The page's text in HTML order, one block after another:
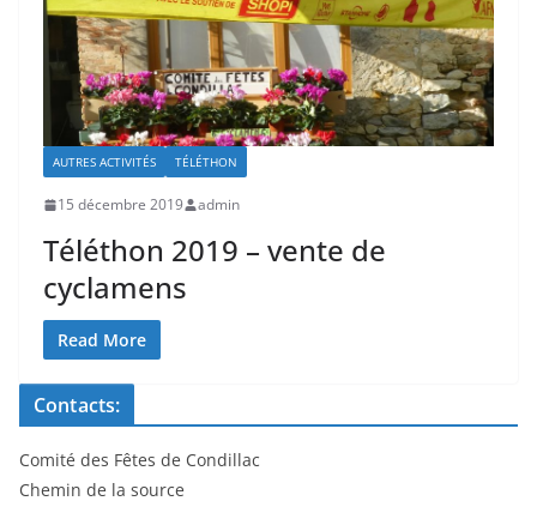
AUTRES ACTIVITÉS TÉLÉTHON
15 décembre 2019 admin
Téléthon 2019 – vente de
cyclamens
Read More
Contacts:
Comité des Fêtes de Condillac
Chemin de la source